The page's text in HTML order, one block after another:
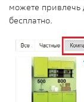
можете привлечь
бесплатно.